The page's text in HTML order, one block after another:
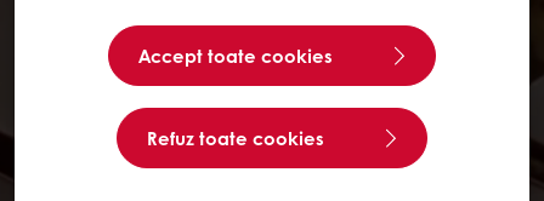
Accept toate cookies
Refuz toate cookies